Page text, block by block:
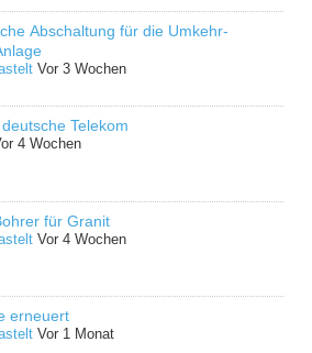
Abschaltung für die Umkehr-
Vor 3 Wochen
Telekom
4 Wochen
für Granit
Vor 4 Wochen
erneuert
Vor 1 Monat